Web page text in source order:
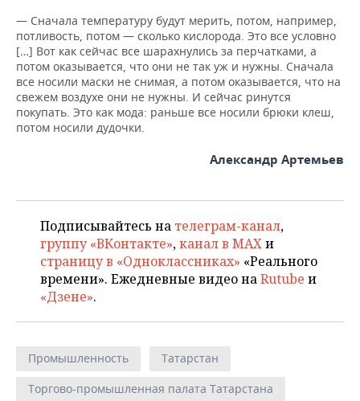
— Сначала температуру будут мерить, потом, например,
потливость, потом — сколько кислорода. Это все условно
[…] Вот как сейчас все шарахнулись за перчатками, а
потом оказывается, что они не так уж и нужны. Сначала
все носили маски не снимая, а потом оказывается, что на
свежем воздухе они не нужны. И сейчас ринутся
покупать. Это как мода: раньше все носили брюки клеш,
потом носили дудочки.
Александр Артемьев
Подписывайтесь на телеграм-канал,
группу «ВКонтакте»,канал в MAXи
страницу в «Одноклассниках» «Реального
времени». Ежедневные видео наRutube и
«Дзене».
Промышленность
Татарстан
Торгово-промышленная палата Татарстана